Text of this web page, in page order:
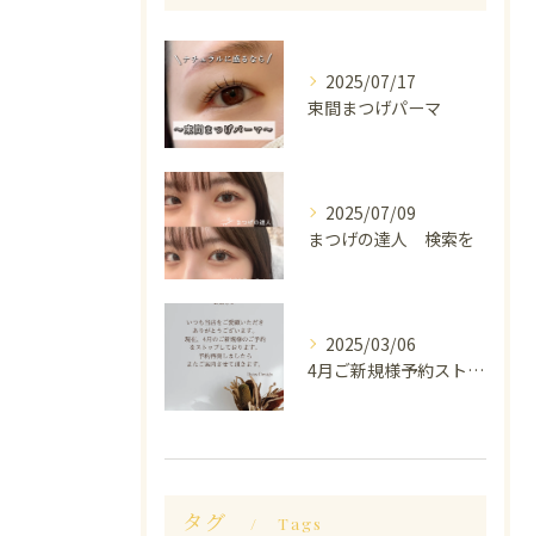
2025/07/17
束間まつげパーマ
2025/07/09
まつげの達人 検索を
2025/03/06
4月ご新規様予約ストップしております。
タグ Tags